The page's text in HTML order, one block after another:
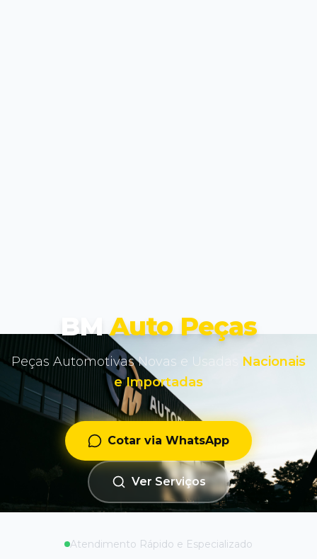
BM Auto Peças
Peças Automotivas Novas e Usadas Nacionais
e Importadas
Cotar via WhatsApp
Ver Serviços
Atendimento Rápido e Especializado